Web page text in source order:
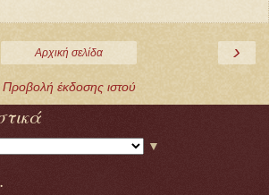
›
Αρχική σελίδα
Προβολή έκδοσης ιστού
▼